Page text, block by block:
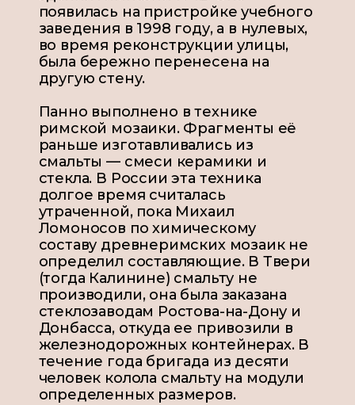
появилась на пристройке учебного
заведения в 1998 году, а в нулевых,
во время реконструкции улицы,
была бережно перенесена на
другую стену.
Панно выполнено в технике
римской мозаики. Фрагменты её
раньше изготавливались из
смальты — смеси керамики и
стекла. В России эта техника
долгое время считалась
утраченной, пока Михаил
Ломоносов по химическому
составу древнеримских мозаик не
определил составляющие. В Твери
(тогда Калинине) смальту не
производили, она была заказана
стеклозаводам Ростова-на-Дону и
Донбасса, откуда ее привозили в
железнодорожных контейнерах. В
течение года бригада из десяти
человек колола смальту на модули
определенных размеров.